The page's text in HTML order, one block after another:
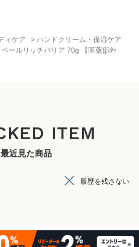
ィケア >ハンドクリーム・保湿ケア
ールリッチバリア 70g 【医薬部外
ITEM
最近見た商品
履歴を残さない